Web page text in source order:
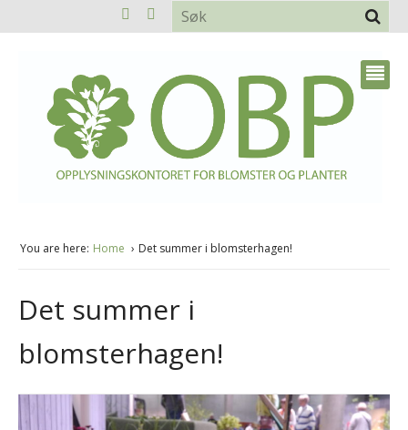
You are here: Home Det summer i blomsterhagen!
Det summer i
blomsterhagen!